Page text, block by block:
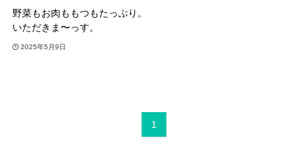
野菜もお肉ももつもたっぷり。
いただきま〜っす。
2025年5月9日
1